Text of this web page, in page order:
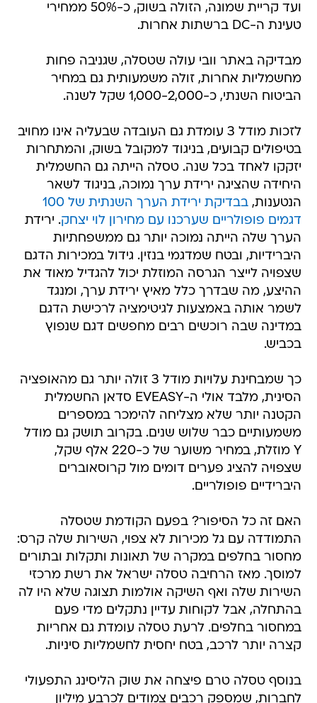
ועד קריית שמונה, הזולה בשוק, כ-50% ממחירי
טעינת ה-DC ברשתות אחרות.
מבדיקה באתר וובי עולה שטסלה, שגניבה פחות
מחשמליות אחרות, זולה משמעותית גם במחיר
הביטוח השנתי, כ-1,000-2,000 שקל לשנה.
לזכות מודל 3 עומדת גם העובדה שבעליה אינו מחויב
בטיפולים קבועים, בניגוד למקובל בשוק, והמתחרות
יזקקו לאחד בכל שנה. טסלה הייתה גם החשמלית
היחידה שהציגה ירידת ערך נמוכה, בניגוד לשאר
הנטענות,
בבדיקת ירידת הערך השנתית של 100
דגמים פופולריים שערכנו עם מחירון לוי יצחק. ירידת
הערך שלה הייתה נמוכה יותר גם ממשפחתיות
היברידיות, ובטח שמדגמי בנזין. גידול במכירות הדגם
שצפויה לייצר הגרסה המוזלת יכול להגדיל מאוד את
ההיצע, מה שבדרך כלל מאיץ ירידת ערך, ומנגד
לשמר אותה באמצעות לגיטימציה לרכישת הדגם
במדינה שבה רוכשים רבים מחפשים דגם שנפוץ
בכביש.
כך שמבחינת עלויות מודל 3 זולה יותר גם מהאופציה
הסינית, מלבד אולי ה-EVEASY סדאן החשמלית
הקטנה יותר שלא מצליחה להימכר במספרים
משמעותיים כבר שלוש שנים. בקרוב תושק גם מודל
Y מוזלת, במחיר משוער של כ-220 אלף שקל,
שצפויה להציג פערים דומים מול קרוסאוברים
היברידיים פופולריים.
האם זה כל הסיפור? בפעם הקודמת שטסלה
התמודדה עם גל מכירות לא צפוי, השירות שלה קרס:
מחסור בחלפים במקרה של תאונות ותקלות ובתורים
למוסך. מאז הרחיבה טסלה ישראל את רשת מרכזי
השירות שלה ואף השיקה אולמות תצוגה שלא היו לה
בהתחלה, אבל לקוחות עדיין נתקלים מדי פעם
במחסור בחלפים. לרעת טסלה עומדת גם אחריות
קצרה יותר לרכב, בטח יחסית לחשמליות סיניות.
בנוסף טסלה טרם פיצחה את שוק הליסינג התפעולי
לחברות, שמספק רכבים צמודים לכרבע מיליון